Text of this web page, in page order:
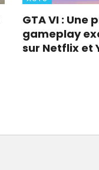
GTA VI :
gameplay
sur Netflix et